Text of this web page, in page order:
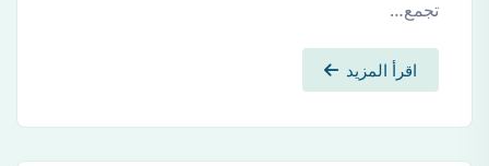
تجمع…
اقرأ المزيد